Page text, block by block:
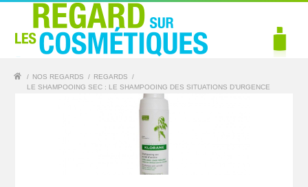
/ NOS REGARDS / REGARDS
/
LE SHAMPOOING SEC : LE SHAMPOOING DES SITUATIONS D’URGENCE